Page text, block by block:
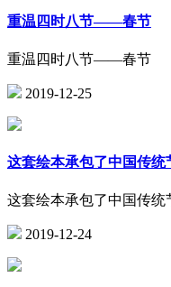
重温四时八节——春节
重温四时八节——春节
2019-12-25
这套绘本承包了中国传统
这套绘本承包了中国传统
2019-12-24